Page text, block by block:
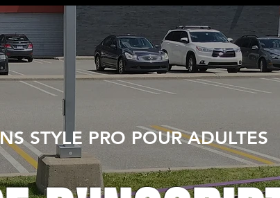
STYLE PRO POUR ADULTES